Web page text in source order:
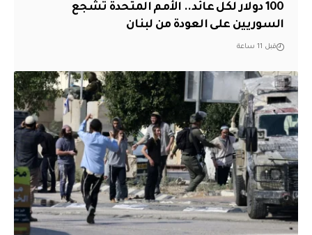
100 دولار لكل عائد.. الأمم المتحدة تشجع
السوريين على العودة من لبنان
قبل 11 ساعة